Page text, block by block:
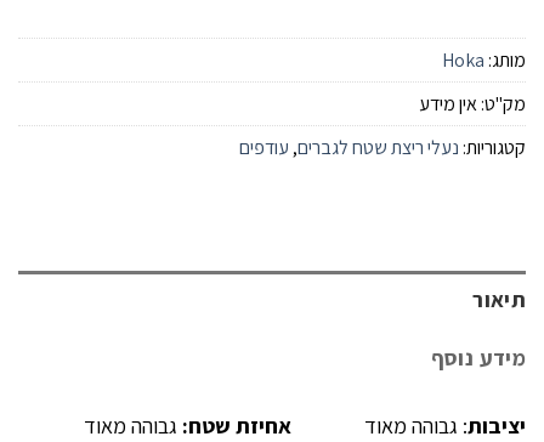
מותג: Hoka
מק"ט:אין מידע
קטגוריות: נעלי ריצת שטח לגברים, עודפים
תיאור
מידע נוסף
יציבות: גבוהה מאוד אחיזת שטח: גבוהה מאוד